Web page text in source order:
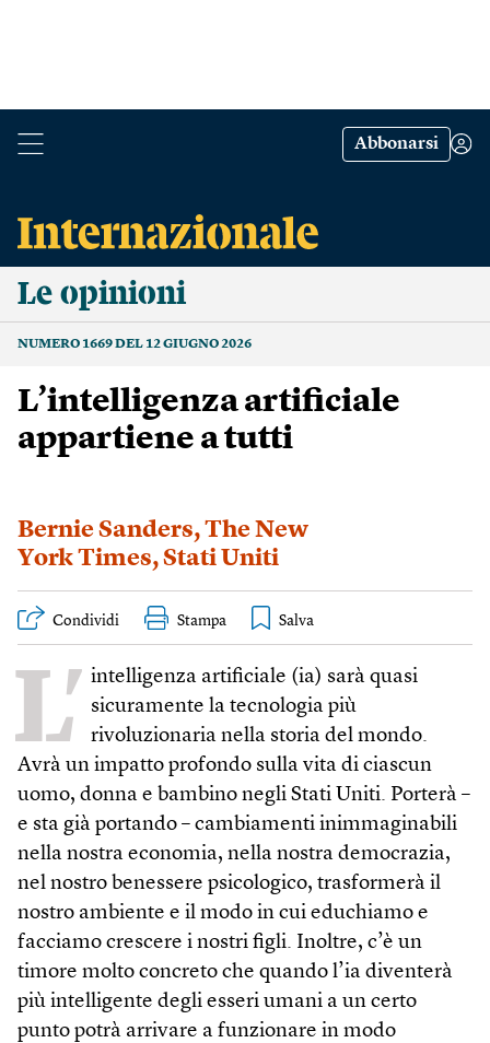
Abbonarsi
Le opinioni
NUMERO 1669 DEL 12 GIUGNO 2026
L’intelligenza artificiale
appartiene a tutti
Bernie Sanders,The New
York Times,Stati Uniti
Condividi Stampa
L’ intelligenza artificiale (ia) sarà quasi
sicuramente la tecnologia più
rivoluzionaria nella storia del mondo.
Avrà un impatto profondo sulla vita di ciascun
uomo, donna e bambino negli Stati Uniti. Porterà –
e sta già portando – cambiamenti inimmaginabili
nella nostra economia, nella nostra democrazia,
nel nostro benessere psicologico, trasformerà il
nostro ambiente e il modo in cui educhiamo e
facciamo crescere i nostri figli. Inoltre, c’è un
timore molto concreto che quando l’ia diventerà
più intelligente degli esseri umani a un certo
punto potrà arrivare a funzionare in modo